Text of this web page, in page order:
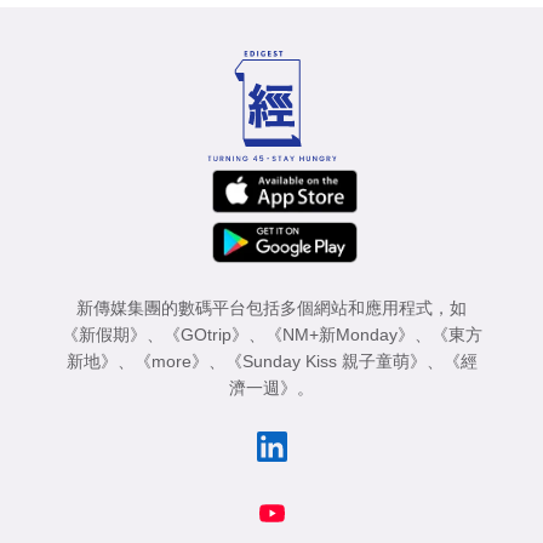
新傳媒集團的數碼平台包括多個網站和應用程式，如
《新假期》 、 《GOtrip》 、 《NM+新Monday》 、
《東方
新地》 、 《more》 、 《Sunday Kiss 親子童萌》 、
《經
濟一週》 。